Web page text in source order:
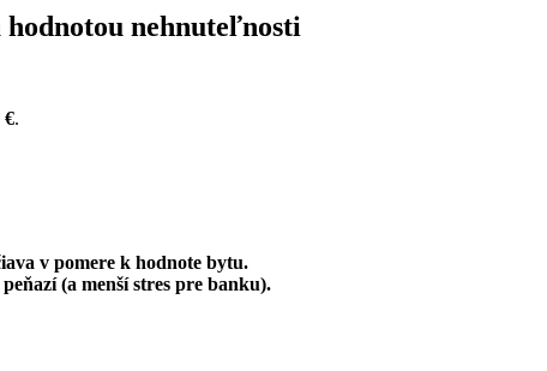
nehnuteľnosti
€.
v pomere k hodnote bytu.
(a menší stres pre banku).